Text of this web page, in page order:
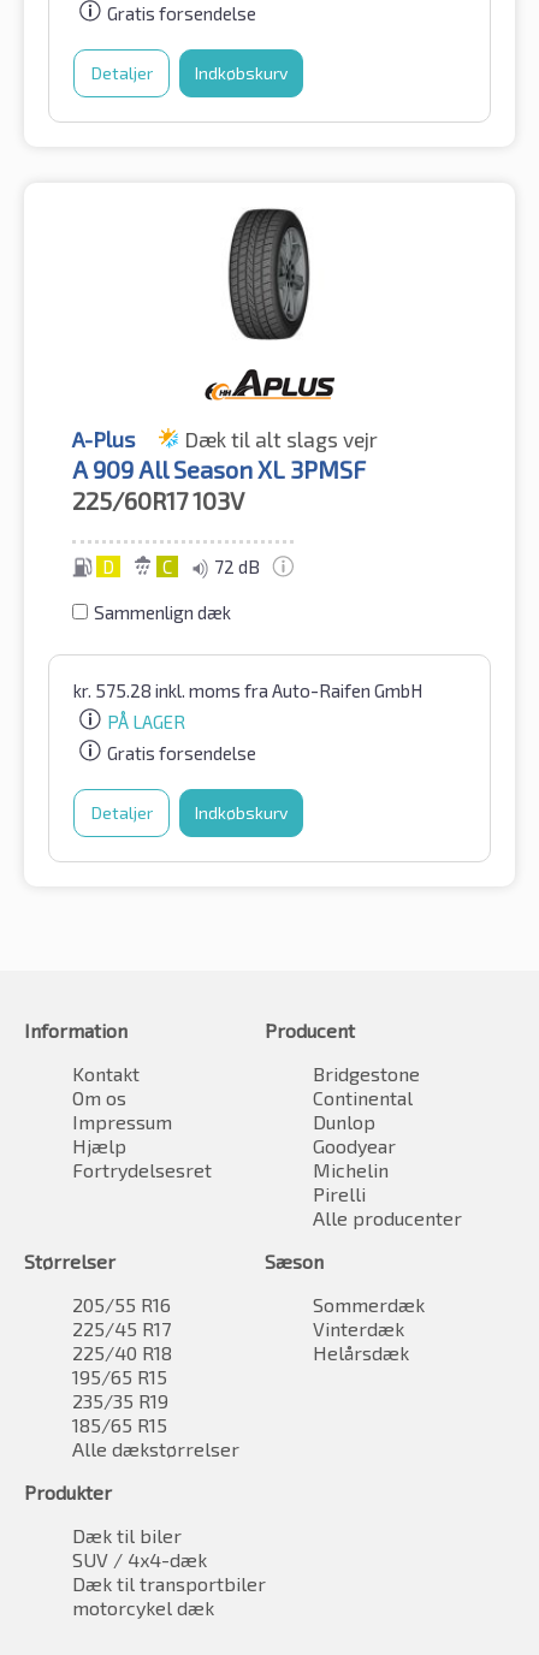
Gratis forsendelse
Detaljer Indkøbskurv
A-Plus Dæk til alt slags vejr
A 909 All Season XL 3PMSF
225/60R17103V
D C 72 dB
Sammenlign dæk
kr. 575.28 inkl. moms fra Auto-Raifen GmbH
PÅ LAGER
Gratis forsendelse
Detaljer Indkøbskurv
Information
Kontakt
Om os
Impressum
Hjælp
Fortrydelsesret
Producent
Bridgestone
Continental
Dunlop
Goodyear
Michelin
Pirelli
Alle producenter
Størrelser
205/55 R16
225/45 R17
225/40 R18
195/65 R15
235/35 R19
185/65 R15
Alle dækstørrelser
Sæson
Sommerdæk
Vinterdæk
Helårsdæk
Produkter
Dæk til biler
SUV / 4x4-dæk
Dæk til transportbiler
motorcykel dæk